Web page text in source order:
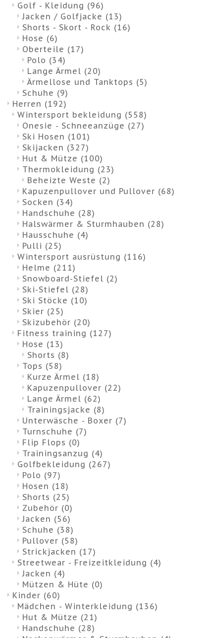
Golf - Kleidung (96)
Jacken / Golfjacke (13)
Shorts - Skort - Rock (16)
Hose (6)
Oberteile (17)
Polo (34)
Lange Ärmel (20)
Ärmellose und Tanktops (5)
Schuhe (9)
Herren (192)
Wintersport bekleidung (558)
Onesie - Schneeanzüge (27)
Ski Hosen (101)
Skijacken (327)
Hut & Mütze (100)
Thermokleidung (23)
Beheizte Weste (2)
Kapuzenpullover und Pullover (68)
Socken (34)
Handschuhe (28)
Halswärmer & Sturmhauben (28)
Hausschuhe (4)
Pulli (25)
Wintersport ausrüstung (116)
Helme (211)
Snowboard-Stiefel (2)
Ski-Stiefel (28)
Ski Stöcke (10)
Skier (25)
Skizubehör (20)
Fitness training (127)
Hose (13)
Shorts (8)
Tops (58)
Kurze Ärmel (18)
Kapuzenpullover (22)
Lange Ärmel (62)
Trainingsjacke (8)
Unterwäsche - Boxer (7)
Turnschuhe (7)
Flip Flops (0)
Trainingsanzug (4)
Golfbekleidung (267)
Polo (97)
Hosen (18)
Shorts (25)
Zubehör (0)
Jacken (56)
Schuhe (38)
Pullover (58)
Strickjacken (17)
Streetwear - Freizeitkleidung (4)
Jacken (4)
Mützen & Hüte (0)
Kinder (60)
Mädchen - Winterkleidung (136)
Hut & Mütze (21)
Handschuhe (28)